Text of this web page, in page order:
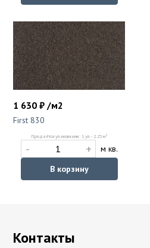
1 630 ₽ /м2
First 830
Продаётся упаковками: 1 уп. - 2.23 м2
- +
м кв.
В корзину
Контакты